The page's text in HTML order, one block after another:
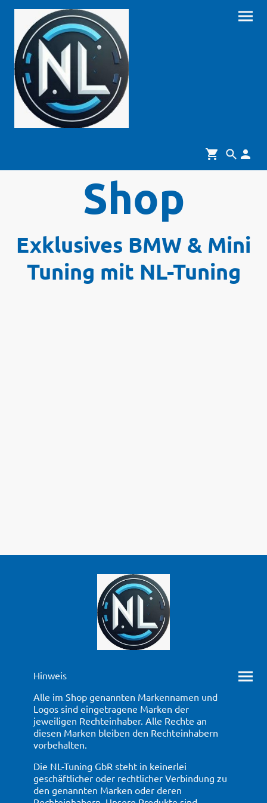
Shop
Exklusives BMW & Mini
Tuning mit NL-Tuning
Hinweis
Alle im Shop genannten Markennamen und
Logos sind eingetragene Marken der
jeweiligen Rechteinhaber. Alle Rechte an
diesen Marken bleiben den Rechteinhabern
vorbehalten.
Die NL-Tuning GbR steht in keinerlei
geschäftlicher oder rechtlicher Verbindung zu
den genannten Marken oder deren